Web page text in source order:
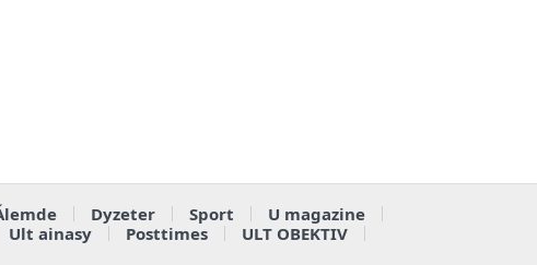
Dyzeter Sport
U magazine
Ult ainasy Posttimes
ULT OBEKTIV